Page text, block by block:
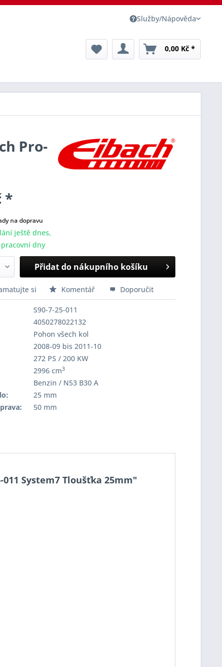
Služby/Nápověda
0,00 Kč *
Pro-
*
na dopravu
ještě dnes,
dny
Přidat do nákupního košíku
si Komentář Doporučit
S90-7-25-011
4050278022132
Pohon všech kol
2008-09 bis 2011-10
272 PS / 200 KW
2996 cm3
Benzin / N53 B30 A
25 mm
50 mm
011 System7 Tloušťka 25mm"